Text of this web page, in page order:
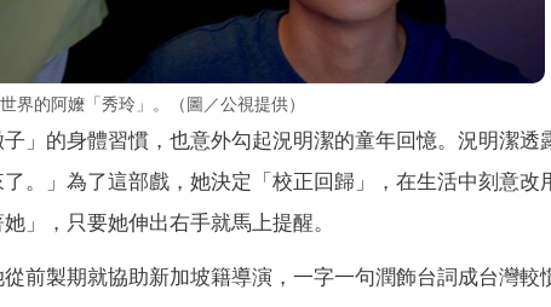
界的阿嬤「秀玲」。（圖／公視提供）
」的身體習慣，也意外勾起況明潔的童年回憶。況明潔透
。」為了這部戲，她決定「校正回歸」，在生活中刻意改
」，只要她伸出右手就馬上提醒。
前製期就協助新加坡籍導演，一字一句潤飾台詞成台灣較